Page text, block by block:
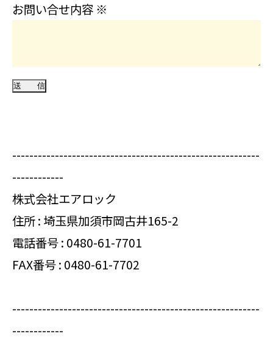
お問い合せ内容 ※
----------------------------------------------------------
------------
株式会社エアロック
住所 : 埼玉県加須市岡古井165-2
電話番号 : 0480-61-7701
FAX番号 : 0480-61-7702
----------------------------------------------------------
------------